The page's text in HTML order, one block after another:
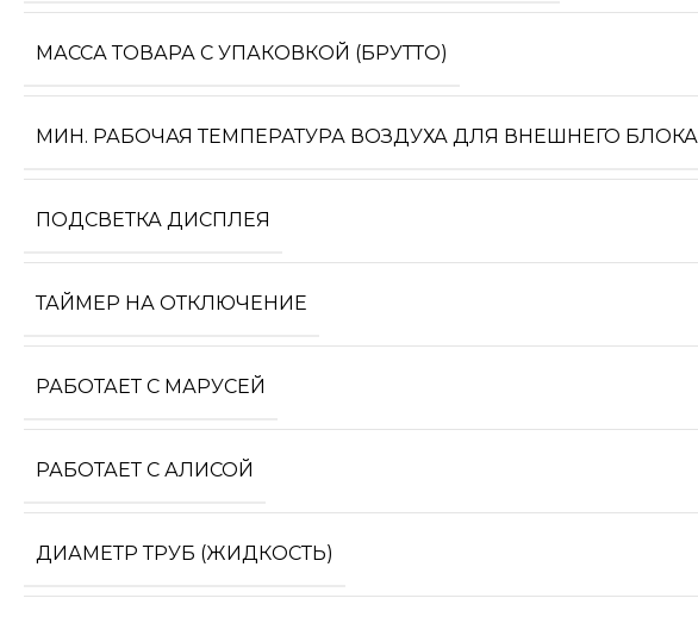
МАССА ТОВАРА С УПАКОВКОЙ (БРУТТО)
МИН. РАБОЧАЯ ТЕМПЕРАТУРА ВОЗДУХА ДЛЯ ВНЕШНЕГО БЛОКА
ПОДСВЕТКА ДИСПЛЕЯ
ТАЙМЕР НА ОТКЛЮЧЕНИЕ
РАБОТАЕТ С МАРУСЕЙ
РАБОТАЕТ С АЛИСОЙ
ДИАМЕТР ТРУБ (ЖИДКОСТЬ)